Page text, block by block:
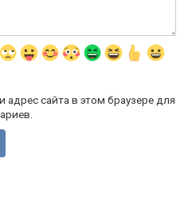
адрес сайта в этом браузере для